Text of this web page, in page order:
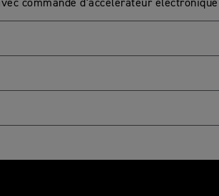
commande d'accélérateur électronique